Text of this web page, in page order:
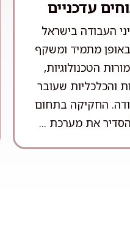
עדכניים
העבודה בישראל
מתמיד ומשקף
הטכנולוגיות,
והכלכליות שעובר
החקיקה בתחום
את מערכת ...